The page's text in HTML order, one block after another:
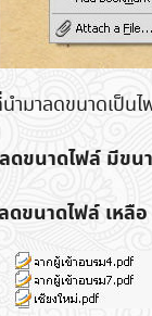
ำมาลดขนาดเป็น
ดขนาดไฟล์ มีขน
ดขนาดไฟล์ เหลื